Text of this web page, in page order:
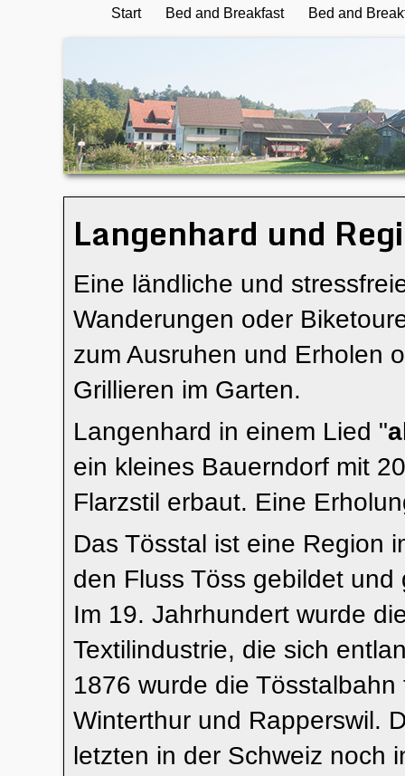
Start Bed and Breakfast Bed and
Langenhard und
Eine ländliche und
Wanderungen oder
zum Ausruhen und Erholen
Grillieren im Garten.
Langenhard in einem Lied "
ein kleines Bauerndorf mit
Flarzstil erbaut. Eine
Das Tösstal ist eine Region
den Fluss Töss gebildet
Im 19. Jahrhundert wurde
Textilindustrie, die sich
1876 wurde die
Winterthur und Rapperswil.
letzten in der Schweiz noch